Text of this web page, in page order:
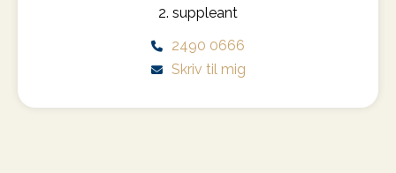
2. suppleant
2490 0666
Skriv til mig